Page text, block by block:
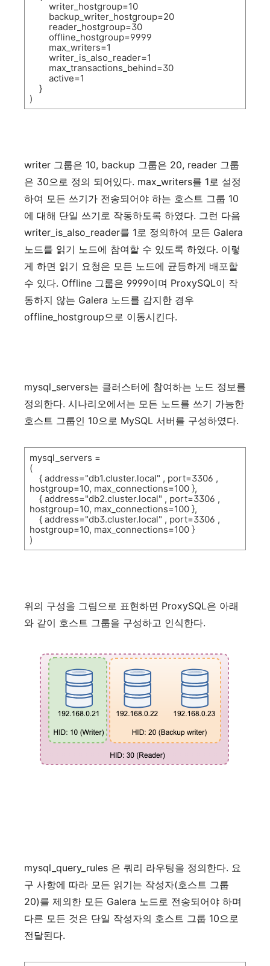
writer_hostgroup=10
backup_writer_hostgroup=20
reader_hostgroup=30
offline_hostgroup=9999
max_writers=1
writer_is_also_reader=1
max_transactions_behind=30
active=1
}
)
writer 그룹은 10, backup 그룹은 20, reader 그룹
은 30으로 정의 되어있다. max_writers를 1로 설정
하여 모든 쓰기가 전송되어야 하는 호스트 그룹 10
에 대해 단일 쓰기로 작동하도록 하였다. 그런 다음
writer_is_also_reader를 1로 정의하여 모든 Galera
노드를 읽기 노드에 참여할 수 있도록 하였다. 이렇
게 하면 읽기 요청은 모든 노드에 균등하게 배포할
수 있다. Offline 그룹은 9999이며 ProxySQL이 작
동하지 않는 Galera 노드를 감지한 경우
offline_hostgroup으로 이동시킨다.
mysql_servers는 클러스터에 참여하는 노드 정보를
정의한다. 시나리오에서는 모든 노드를 쓰기 가능한
호스트 그룹인 10으로 MySQL 서버를 구성하였다.
mysql_servers =
(
{ address="db1.cluster.local" , port=3306 ,
hostgroup=10, max_connections=100 },
{ address="db2.cluster.local" , port=3306 ,
hostgroup=10, max_connections=100 },
{ address="db3.cluster.local" , port=3306 ,
hostgroup=10, max_connections=100 }
)
위의 구성을 그림으로 표현하면 ProxySQL은 아래
와 같이 호스트 그룹을 구성하고 인식한다.
mysql_query_rules 은 쿼리 라우팅을 정의한다. 요
구 사항에 따라 모든 읽기는 작성자(호스트 그룹
20)를 제외한 모든 Galera 노드로 전송되어야 하며
다른 모든 것은 단일 작성자의 호스트 그룹 10으로
전달된다.